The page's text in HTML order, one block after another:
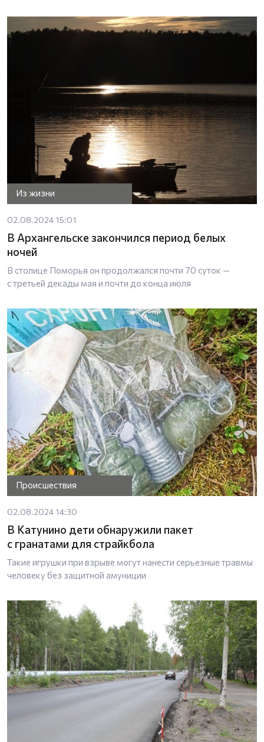
Из жизни
02.08.2024 15:01
В Архангельске закончился период белых
ночей
В столице Поморья он продолжался почти 70 суток —
с третьей декады мая и почти до конца июля
Происшествия
02.08.2024 14:30
В Катунино дети обнаружили пакет
с гранатами для страйкбола
Такие игрушки при взрыве могут нанести серьезные травмы
человеку без защитной амуниции